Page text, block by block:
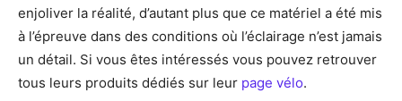
enjoliver la réalité, d’autant plus que ce matériel a été mis
à l’épreuve dans des conditions où l’éclairage n’est jamais
un détail. Si vous êtes intéressés vous pouvez retrouver
tous leurs produits dédiés sur leur page vélo.